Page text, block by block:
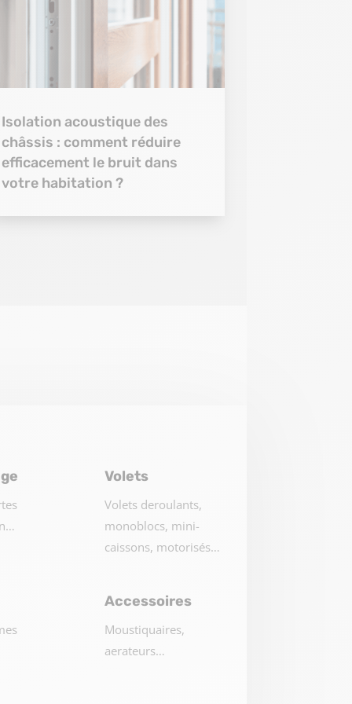
Isolation acoustique des
châssis : comment réduire
efficacement le bruit dans
votre habitation ?
Volets
Volets deroulants,
monoblocs, mini-
caissons, motorisés…
Accessoires
Moustiquaires,
aerateurs…